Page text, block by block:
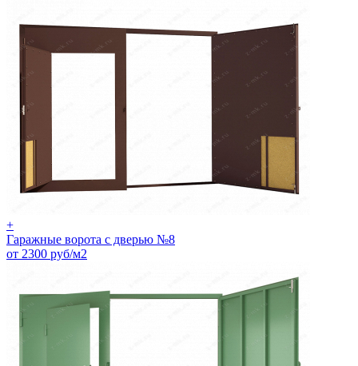
+
Гаражные ворота с дверью №8
от 2300 руб/м2